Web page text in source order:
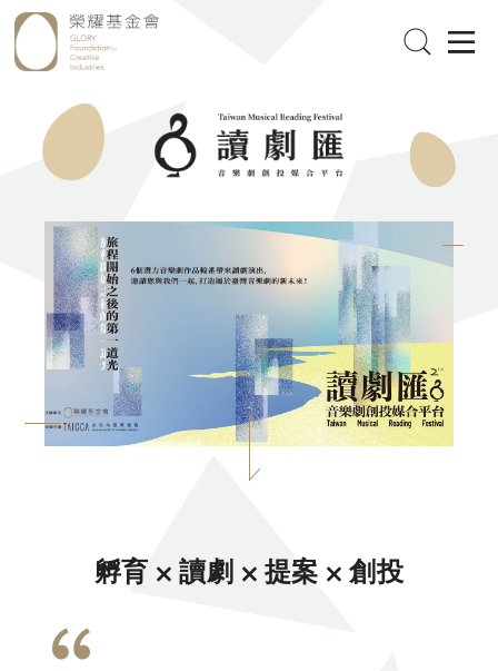
孵育 ⨉ 讀劇 ⨉ 提案 ⨉ 創投